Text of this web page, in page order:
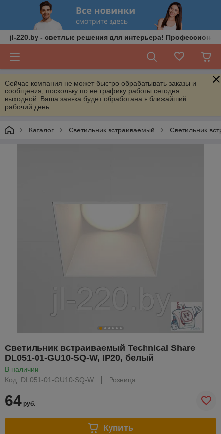
jl-220.by - светлые решения для интерьера!
Сейчас компания не может быстро обрабатывать заказы и
сообщения, поскольку по ее графику работы сегодня
выходной. Ваша заявка будет обработана в ближайший
рабочий день.
Каталог Светильник встраиваемый Светильник
Светильник встраиваемый Technical Share
DL051-01-GU10-SQ-W, IP20, белый
В наличии
Код: DL051-01-GU10-SQ-W
Розница
64 руб.
Купить